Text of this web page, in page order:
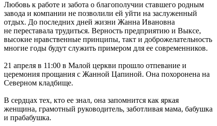
Любовь к работе и забота о благополучии ставшего родным
завода и компании не позволили ей уйти на заслуженный
отдых. До последних дней жизни Жанна Ивановна
не переставала трудиться. Верность предприятию и Выксе,
высокие нравственные принципы, такт и доброжелательность
многие годы будут служить примером для ее современников.
21 апреля в 11:00 в Малой церкви прошло отпевание и
церемония прощания с Жанной Цапиной. Она похоронена на
Северном кладбище.
В сердцах тех, кто ее знал, она запомнится как яркая
женщина, грамотный руководитель, заботливая мама, бабушка
и прабабушка.